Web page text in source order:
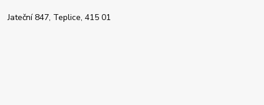
Jateční 847, Teplice, 415 01